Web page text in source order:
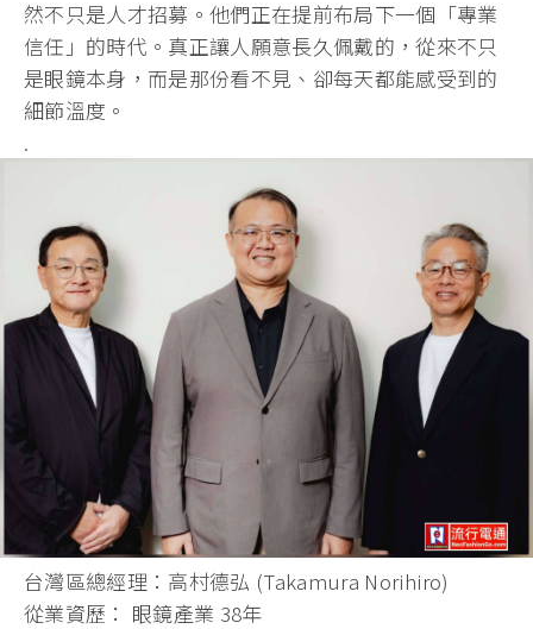
然不只是人才招募。他們正在提前布局下一個「專業
信任」的時代。真正讓人願意長久佩戴的，從來不只
是眼鏡本身，而是那份看不見、卻每天都能感受到的
細節溫度。
.
台灣區總經理：高村德弘 (Takamura Norihiro)
從業資歷： 眼鏡產業 38年